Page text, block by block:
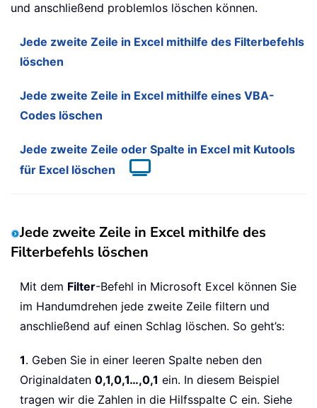
und anschließend problemlos löschen können.
Jede zweite Zeile in Excel mithilfe des Filterbefehls
löschen
Jede zweite Zeile in Excel mithilfe eines VBA-
Codes löschen
Jede zweite Zeile oder Spalte in Excel mit Kutools
für Excel löschen
Jede zweite Zeile in Excel mithilfe des
Filterbefehls löschen
Mit dem Filter-Befehl in Microsoft Excel können Sie
im Handumdrehen jede zweite Zeile filtern und
anschließend auf einen Schlag löschen. So geht’s:
1. Geben Sie in einer leeren Spalte neben den
Originaldaten 0,1,0,1…,0,1 ein. In diesem Beispiel
tragen wir die Zahlen in die Hilfsspalte C ein. Siehe